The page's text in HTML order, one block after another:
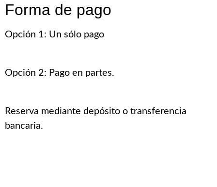
Forma de pago
Opción 1: Un sólo pago
Opción 2: Pago en partes.
Reserva mediante depósito o transferencia
bancaria.